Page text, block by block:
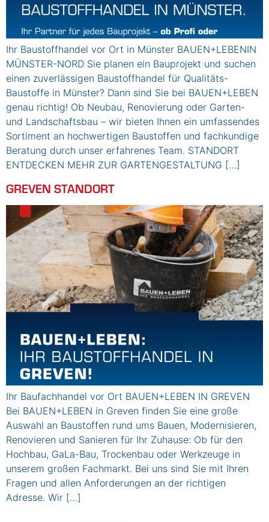
Ihr Baustoffhandel vor Ort in Münster BAUEN+LEBENIN
MÜNSTER-NORD Sie planen ein Bauprojekt und suchen
einen zuverlässigen Baustoffhandel für Qualitäts-
Baustoffe in Münster? Dann sind Sie bei BAUEN+LEBEN
genau richtig! Ob Neubau, Renovierung oder Garten-
und Landschaftsbau – wir bieten Ihnen ein umfassendes
Sortiment an hochwertigen Baustoffen und fachkundige
Beratung durch unser erfahrenes Team. STANDORT
ENTDECKEN MEHR ZUR GARTENGESTALTUNG […]
GREVEN STANDORT
Ihr Baufachhandel vor Ort BAUEN+LEBEN IN GREVEN
Bei BAUEN+LEBEN in Greven finden Sie eine große
Auswahl an Baustoffen rund ums Bauen, Modernisieren,
Renovieren und Sanieren für Ihr Zuhause: Ob für den
Hochbau, GaLa-Bau, Trockenbau oder Werkzeuge in
unserem großen Fachmarkt. Bei uns sind Sie mit Ihren
Fragen und allen Anforderungen an der richtigen
Adresse. Wir […]